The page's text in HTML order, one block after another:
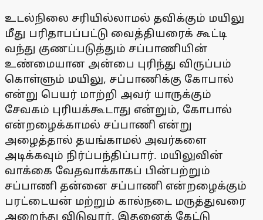
உடல்நிலை சரியில்லாமல் தவிக்கும் மயிலு
மீது பரிதாபப்பட்டு வைத்தியரைக் கூட்டி
வந்து குணப்படுத்தும் சப்பாணியின்
உண்மையான அன்பை புரிந்து விருப்பம்
கொள்ளும் மயிலு, சப்பாணிக்கு கோபால்
என்று பெயர் மாற்றி அவர் யாருக்கும்
சேவகம் புரியக்கூடாது என்றும், கோபால்
என்றழைக்காமல் சப்பாணி என்று
அழைத்தால் தயங்காமல் அவர்களை
அடிக்கவும் நிர்ப்பந்திப்பார். மயிலுவின்
வாக்கை வேதவாக்காகப் பின்பற்றும்
சப்பாணி தன்னை சப்பாணி என்றழைக்கும்
பரட்டையன் மற்றும் கால்நடை மருத்துவரை
அறைந்து விடுவார். இதனைக் கேட்டு